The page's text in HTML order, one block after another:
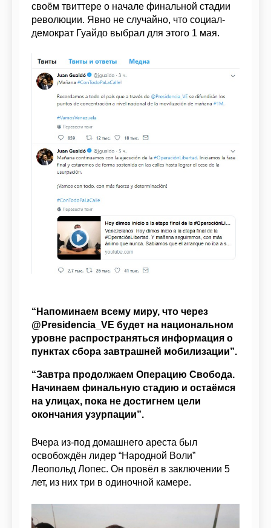
своём твиттере о начале финальной стадии
революции. Явно не случайно, что социал-
демократ Гуайдо выбрал для этого 1 мая.
“Напоминаем всему миру, что через
@Presidencia_VE будет на национальном
уровне распространяться информация о
пунктах сбора завтрашней мобилизации”.
“Завтра продолжаем Операцию Свобода.
Начинаем финальную стадию и остаёмся
на улицах, пока не достигнем цели
окончания узурпации”.
Вчера из-под домашнего ареста был
освобождён лидер “Народной Воли”
Леопольд Лопес. Он провёл в заключении 5
лет, из них три в одиночной камере.